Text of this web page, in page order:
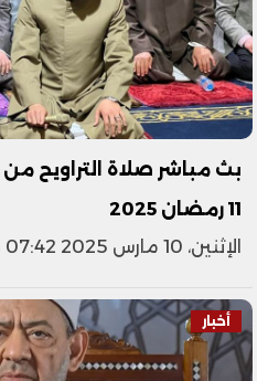
بث مباشر صلاة التراويح من
11 رمضان 2025
الإثنين، 10 مارس 2025 07:42 م
أخبار